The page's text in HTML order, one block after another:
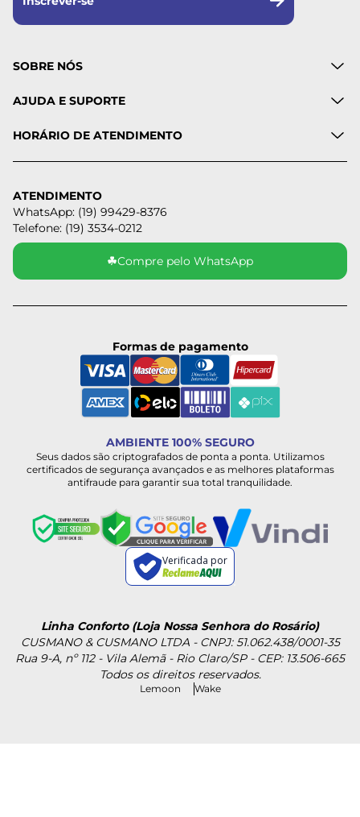
SOBRE NÓS
AJUDA E SUPORTE
HORÁRIO DE ATENDIMENTO
ATENDIMENTO
WhatsApp: (19) 99429-8376
Telefone: (19) 3534-0212
☘Compre pelo WhatsApp
Formas de pagamento
AMBIENTE 100% SEGURO
Seus dados são criptografados de ponta a ponta. Utilizamos
certificados de segurança avançados e as melhores plataformas
antifraude para garantir sua total tranquilidade.
Verificada por
Linha Conforto (Loja Nossa Senhora do Rosário)
CUSMANO & CUSMANO LTDA - CNPJ: 51.062.438/0001-35
Rua 9-A, nº 112 - Vila Alemã - Rio Claro/SP - CEP: 13.506-665
Todos os direitos reservados.
Lemoon Wake